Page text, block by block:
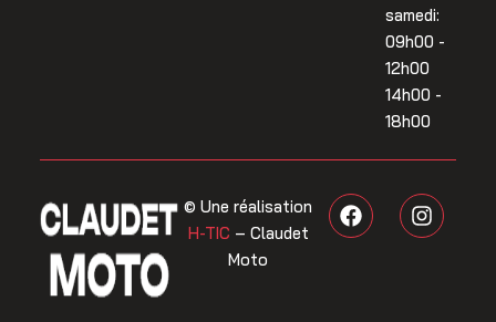
samedi:
09h00 -
12h00
14h00 -
18h00
© Une réalisation
H-TIC – Claudet
Moto
F
a
I
n